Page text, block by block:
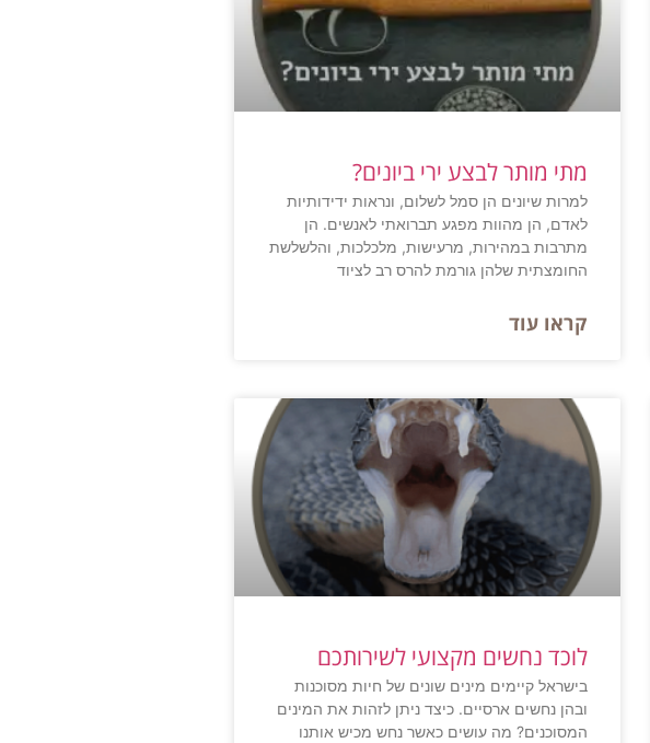
מתי מותר לבצע ירי ביונים?
למרות שיונים הן סמל לשלום, ונראות ידידותיות
לאדם, הן מהוות מפגע תברואתי לאנשים. הן
מתרבות במהירות, מרעישות, מלכלכות, והלשלשת
החומצתית שלהן גורמת להרס רב לציוד
קראו עוד
לוכד נחשים מקצועי לשירותכם
בישראל קיימים מינים שונים של חיות מסוכנות
ובהן נחשים ארסיים. כיצד ניתן לזהות את המינים
המסוכנים? מה עושים כאשר נחש מכיש אותנו